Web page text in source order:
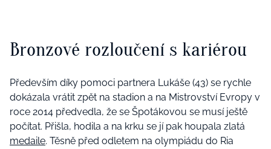
Bronzové rozloučení s kariérou
Především díky pomoci partnera Lukáše (43) se rychle
dokázala vrátit zpět na stadion a na Mistrovství Evropy v
roce 2014 předvedla, že se Špotákovou se musí ještě
počítat. Přišla, hodila a na krku se jí pak houpala zlatá
medaile. Těsně před odletem na olympiádu do Ria